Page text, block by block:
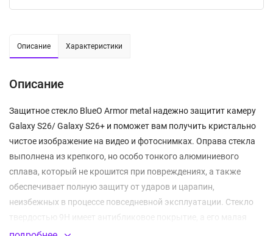
Описание Характеристики
Описание
Защитное стекло BlueO Armor metal надежно защитит камеру
Galaxy S26/ Galaxy S26+ и поможет вам получить кристально
чистое изображение на видео и фотоснимках. Оправа стекла
выполнена из крепкого, но особо тонкого алюминиевого
сплава, который не крошится при повреждениях, а также
обеспечивает полную защиту от ударов и царапин,
неизбежных в процессе повседневной эксплуатации. Стекло
твердостью 9H имеет антибликовое покрытие, а его малая
толщина в 0.25 мм гарантирует максимально точную